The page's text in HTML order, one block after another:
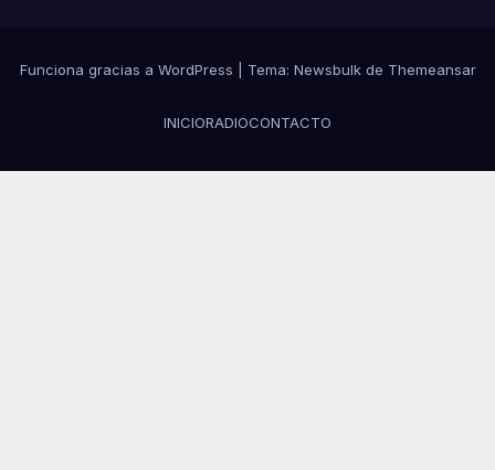
Funciona gracias a WordPress Tema: Newsbulkde Themeansar
INICIORADIOCONTACTO